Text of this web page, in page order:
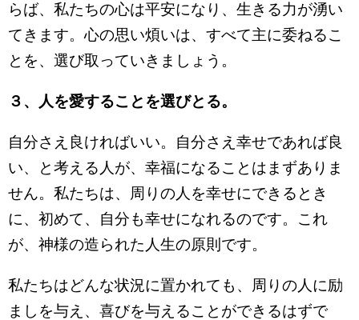
らば、私たちの心は平安になり、生きる力が湧い
てきます。心の思い煩いは、すべて主に委ねるこ
とを、選び取っていきましょう。
３、人を愛することを選びとる。
自分さえ良ければいい。自分さえ幸せであれば良
い、と考える人が、幸福になることはまずありま
せん。私たちは、周りの人を幸せにできるとき
に、初めて、自分も幸せになれるのです。これ
が、神様の造られた人生の原則です。
私たちはどんな状況に置かれても、周りの人に励
ましを与え、喜びを与えることができるはずで